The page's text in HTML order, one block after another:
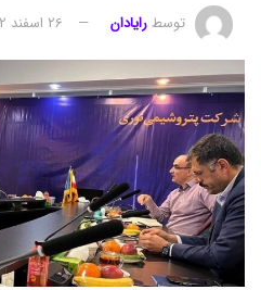
توسطرایادان 26 اسفند 1402